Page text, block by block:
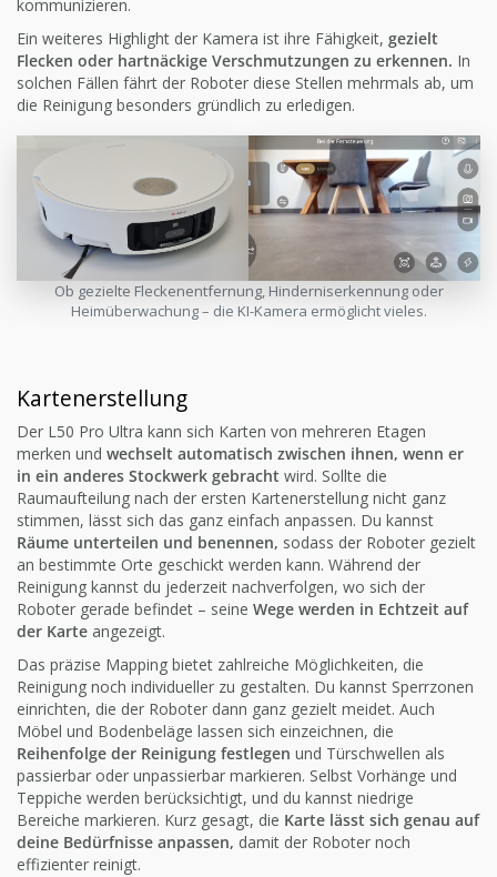
kommunizieren.
Ein weiteres Highlight der Kamera ist ihre Fähigkeit, gezielt
Flecken oder hartnäckige Verschmutzungen zu erkennen. In
solchen Fällen fährt der Roboter diese Stellen mehrmals ab, um
die Reinigung besonders gründlich zu erledigen.
Ob gezielte Fleckenentfernung, Hinderniserkennung oder
Heimüberwachung – die KI-Kamera ermöglicht vieles.
Kartenerstellung
Der L50 Pro Ultra kann sich Karten von mehreren Etagen
merken und wechselt automatisch zwischen ihnen, wenn er
in ein anderes Stockwerk gebracht wird. Sollte die
Raumaufteilung nach der ersten Kartenerstellung nicht ganz
stimmen, lässt sich das ganz einfach anpassen. Du kannst
Räume unterteilen und benennen, sodass der Roboter gezielt
an bestimmte Orte geschickt werden kann. Während der
Reinigung kannst du jederzeit nachverfolgen, wo sich der
Roboter gerade befindet – seine Wege werden in Echtzeit auf
der Karte angezeigt.
Das präzise Mapping bietet zahlreiche Möglichkeiten, die
Reinigung noch individueller zu gestalten. Du kannst Sperrzonen
einrichten, die der Roboter dann ganz gezielt meidet. Auch
Möbel und Bodenbeläge lassen sich einzeichnen, die
Reihenfolge der Reinigung festlegen und Türschwellen als
passierbar oder unpassierbar markieren. Selbst Vorhänge und
Teppiche werden berücksichtigt, und du kannst niedrige
Bereiche markieren. Kurz gesagt, die Karte lässt sich genau auf
deine Bedürfnisse anpassen, damit der Roboter noch
effizienter reinigt.